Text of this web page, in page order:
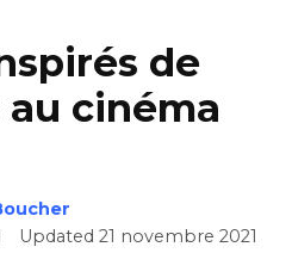
de
cinéma
Updated21 novembre 2021